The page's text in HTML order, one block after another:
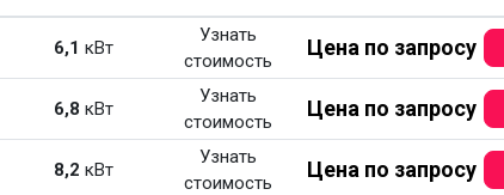
6,1 кВт
Узнать
стоимость
Цена по запросу
6,8 кВт
Узнать
стоимость
Цена по запросу
8,2 кВт
Узнать
стоимость
Цена по запросу